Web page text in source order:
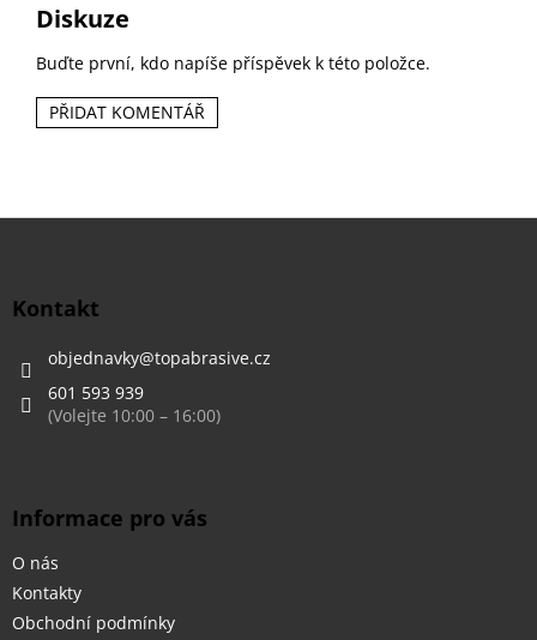
Diskuze
Buďte první, kdo napíše příspěvek k této položce.
PŘIDAT KOMENTÁŘ
Z
Kontakt
objednavky@topabrasive.cz
601 593 939
Informace pro vás
O nás
Kontakty
Obchodní podmínky